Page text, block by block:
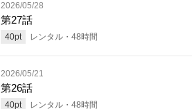
2026/05/28
第27話
40pt レンタル・ 48時間
2026/05/21
第26話
40pt レンタル・ 48時間